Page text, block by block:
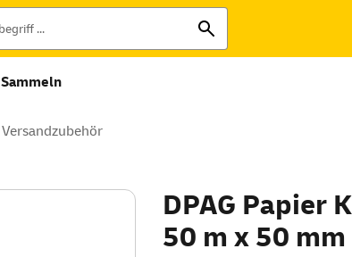
Sammeln
Versandzubehör
DPAG Papier
50 m x 50 mm